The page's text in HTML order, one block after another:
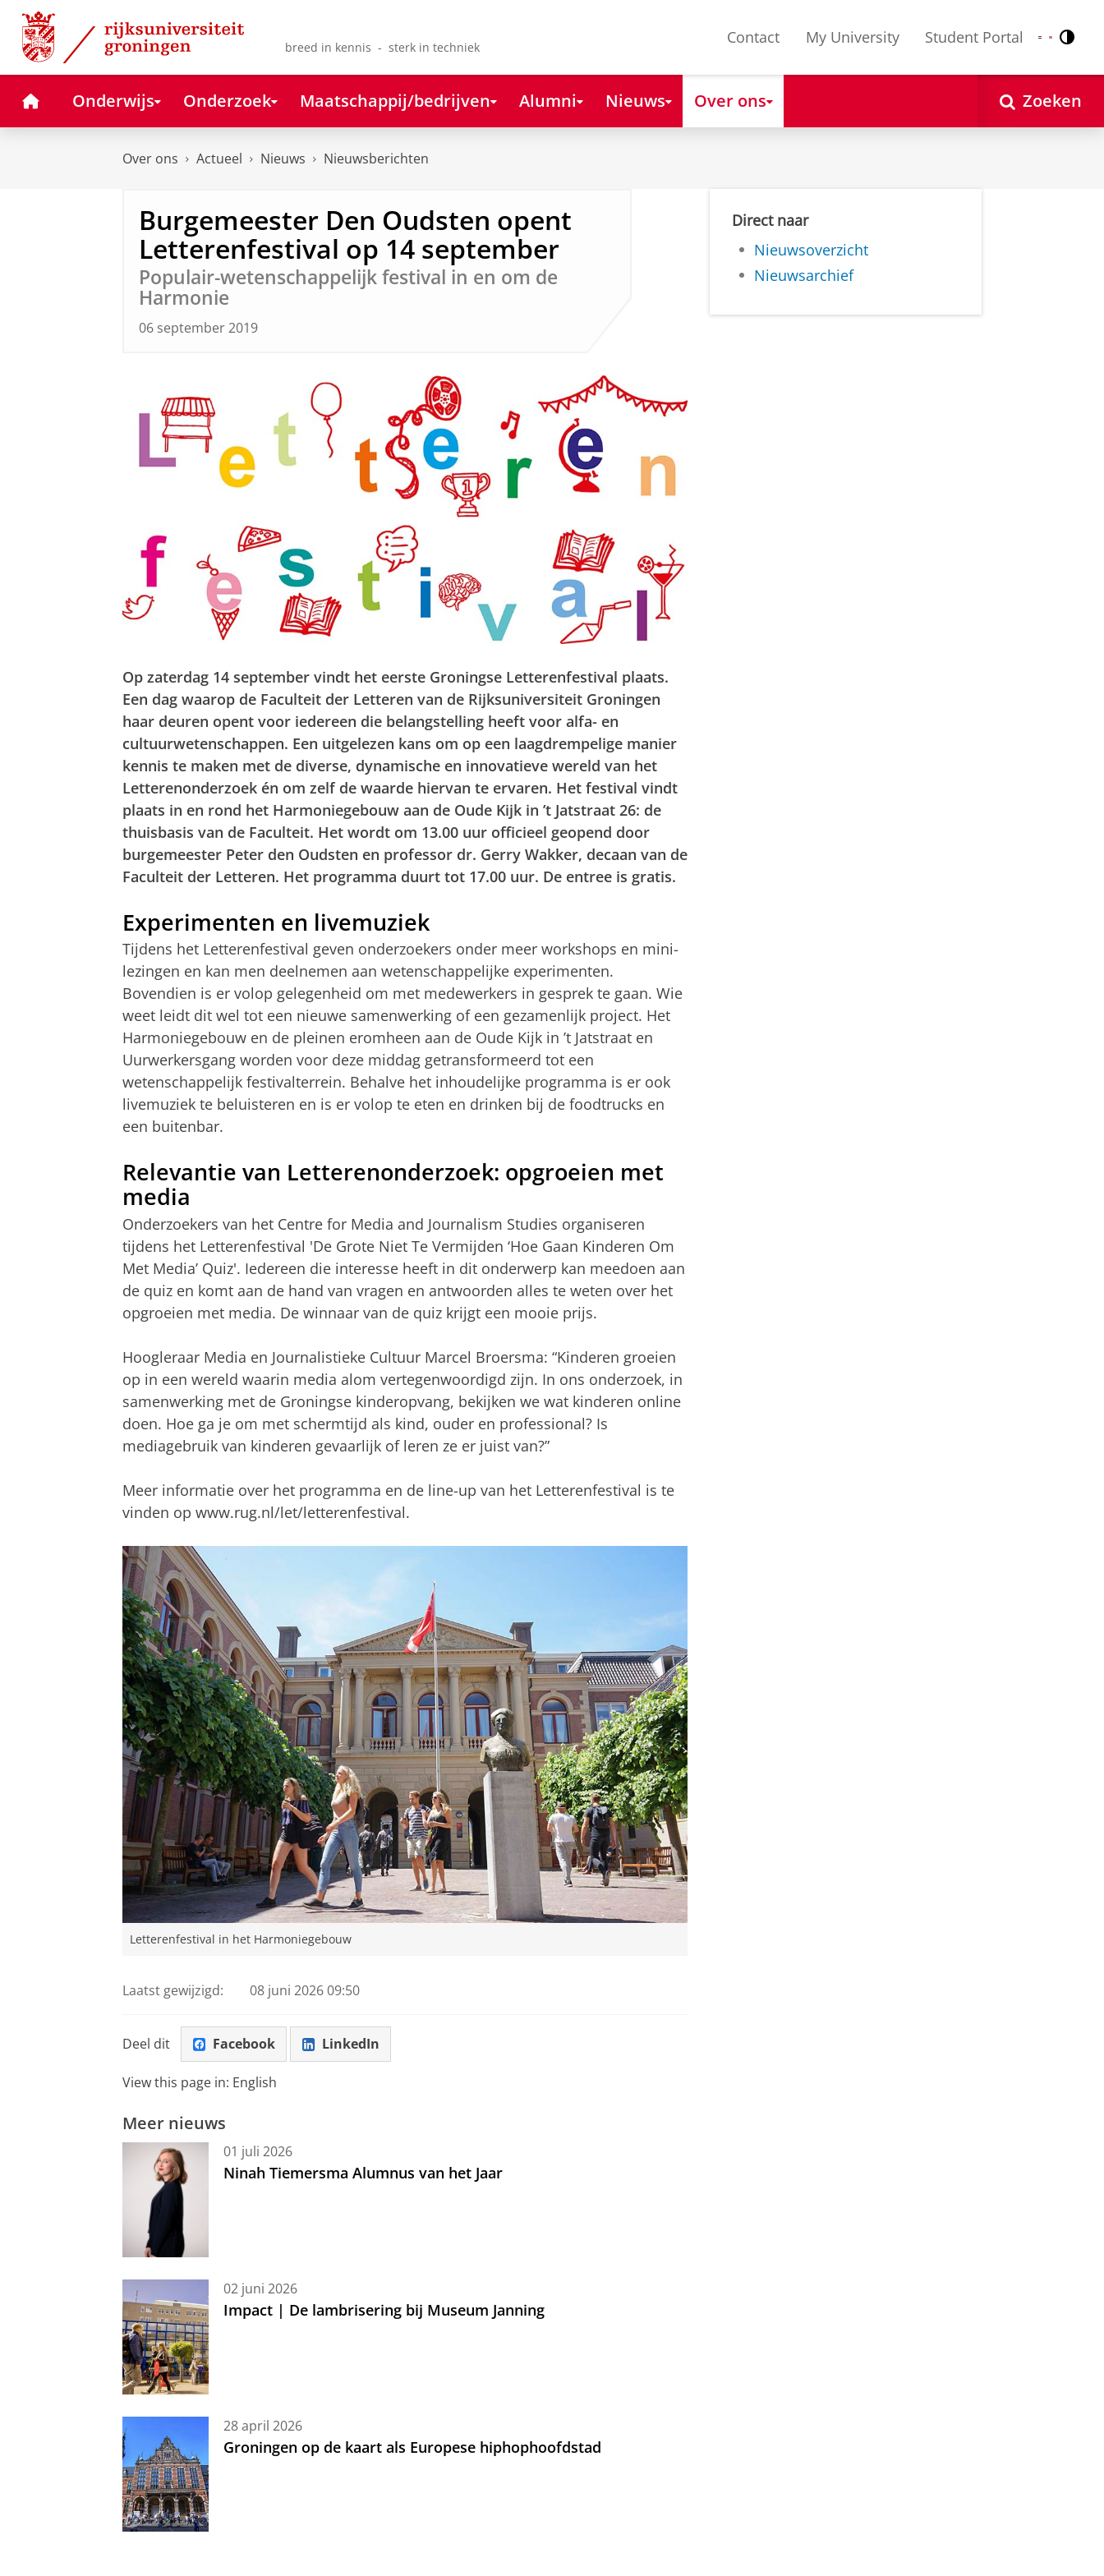
Skip
Content
Skip
Navigation
breed in kennis - sterk in techniek
Contact My University Student Portal Nederlands
English
HomeOnderwijs Onderzoek Maatschappij/bedrijven Alumni Nieuws Over ons Zoeken
Over ons Actueel Nieuws Nieuwsberichten
Burgemeester Den Oudsten opent
Letterenfestival op 14 september
Populair-wetenschappelijk festival in en om de
Harmonie
06 september 2019
Op zaterdag 14 september vindt het eerste Groningse Letterenfestival plaats.
Een dag waarop de Faculteit der Letteren van de Rijksuniversiteit Groningen
haar deuren opent voor iedereen die belangstelling heeft voor alfa- en
cultuurwetenschappen. Een uitgelezen kans om op een laagdrempelige manier
kennis te maken met de diverse, dynamische en innovatieve wereld van het
Letterenonderzoek én om zelf de waarde hiervan te ervaren. Het festival vindt
plaats in en rond het Harmoniegebouw aan de Oude Kijk in ’t Jatstraat 26: de
thuisbasis van de Faculteit. Het wordt om 13.00 uur officieel geopend door
burgemeester Peter den Oudsten en professor dr. Gerry Wakker, decaan van de
Faculteit der Letteren. Het programma duurt tot 17.00 uur. De entree is gratis.
Experimenten en livemuziek
Tijdens het Letterenfestival geven onderzoekers onder meer workshops en mini-
lezingen en kan men deelnemen aan wetenschappelijke experimenten.
Bovendien is er volop gelegenheid om met medewerkers in gesprek te gaan. Wie
weet leidt dit wel tot een nieuwe samenwerking of een gezamenlijk project. Het
Harmoniegebouw en de pleinen eromheen aan de Oude Kijk in ’t Jatstraat en
Uurwerkersgang worden voor deze middag getransformeerd tot een
wetenschappelijk festivalterrein. Behalve het inhoudelijke programma is er ook
livemuziek te beluisteren en is er volop te eten en drinken bij de foodtrucks en
een buitenbar.
Relevantie van Letterenonderzoek: opgroeien met
media
Onderzoekers van het Centre for Media and Journalism Studies organiseren
tijdens het Letterenfestival 'De Grote Niet Te Vermijden ‘Hoe Gaan Kinderen Om
Met Media’ Quiz'. Iedereen die interesse heeft in dit onderwerp kan meedoen aan
de quiz en komt aan de hand van vragen en antwoorden alles te weten over het
opgroeien met media. De winnaar van de quiz krijgt een mooie prijs.
Hoogleraar Media en Journalistieke Cultuur Marcel Broersma: “Kinderen groeien
op in een wereld waarin media alom vertegenwoordigd zijn. In ons onderzoek, in
samenwerking met de Groningse kinderopvang, bekijken we wat kinderen online
doen. Hoe ga je om met schermtijd als kind, ouder en professional? Is
mediagebruik van kinderen gevaarlijk of leren ze er juist van?”
Meer informatie over het programma en de line-up van het Letterenfestival is te
vinden op www.rug.nl/let/letterenfestival.
Letterenfestival in het Harmoniegebouw
Laatst gewijzigd: 08 juni 2026 09:50
Deel dit Facebook LinkedIn
View this page in: English
Meer nieuws
01 juli 2026
Ninah Tiemersma Alumnus van het Jaar
02 juni 2026
Impact | De lambrisering bij Museum Janning
28 april 2026
Groningen op de kaart als Europese hiphophoofdstad
Direct naar
Nieuwsoverzicht
Nieuwsarchief